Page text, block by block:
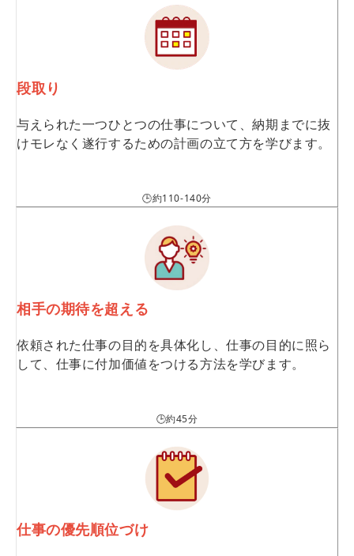
段取り
与えられた一つひとつの仕事について、納期までに抜
けモレなく遂行するための計画の立て方を学びます。
🕒約110-140分
相手の期待を超える
依頼された仕事の目的を具体化し、仕事の目的に照ら
して、仕事に付加価値をつける方法を学びます。
🕒約45分
仕事の優先順位づけ